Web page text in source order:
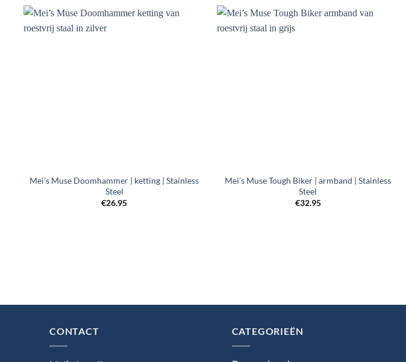
Mei’s Muse Doomhammer | ketting | Stainless
Steel
€26.95
Mei’s Muse Tough Biker | armband | Stainless
Steel
€32.95
CONTACT CATEGORIEËN